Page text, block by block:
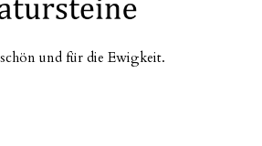
und für die Ewigkeit.